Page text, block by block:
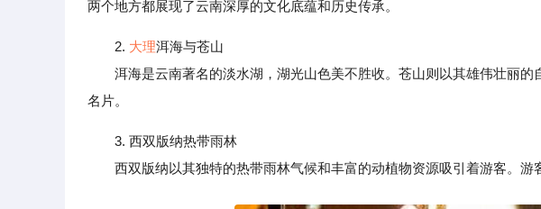
两个地方都展现了云南深厚的文化底蕴和历史传承。
2. 大理洱海与苍山
洱海是云南著名的淡水湖，湖光山色美不胜收。苍山则以其雄伟壮丽的
名片。
3. 西双版纳热带雨林
西双版纳以其独特的热带雨林气候和丰富的动植物资源吸引着游客。游